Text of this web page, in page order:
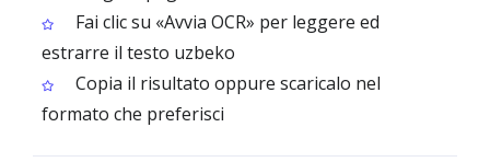
Fai clic su «Avvia OCR» per leggere ed
estrarre il testo uzbeko
Copia il risultato oppure scaricalo nel
formato che preferisci